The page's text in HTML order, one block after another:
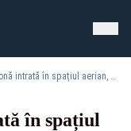
La ei se poate: dronă intrată în spațiul aerian, eliminată imediat de NATO în Letonia
în spațiul